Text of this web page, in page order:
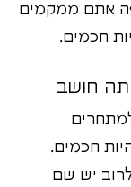
אתם ממקמים
חכמים.
חכמים.
יש שם